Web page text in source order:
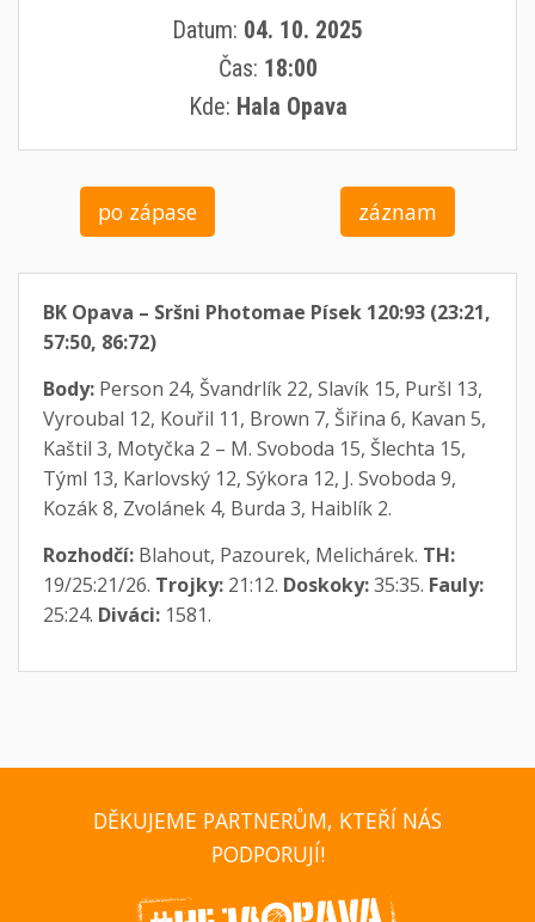
Datum: 04. 10. 2025
Čas: 18:00
Kde: Hala Opava
po zápase záznam
BK Opava – Sršni Photomae Písek 120:93 (23:21,
57:50, 86:72)
Body:Person 24, Švandrlík 22, Slavík 15, Puršl 13,
Vyroubal 12, Kouřil 11, Brown 7, Šiřina 6, Kavan 5,
Kaštil 3, Motyčka 2 – M. Svoboda 15, Šlechta 15,
Týml 13, Karlovský 12, Sýkora 12, J. Svoboda 9,
Kozák 8, Zvolánek 4, Burda 3, Haiblík 2.
Rozhodčí:Blahout, Pazourek, Melichárek. TH:
19/25:21/26. Trojky:21:12. Doskoky:35:35. Fauly:
25:24. Diváci:1581.
DĚKUJEME PARTNERŮM, KTEŘÍ NÁS
PODPORUJÍ!